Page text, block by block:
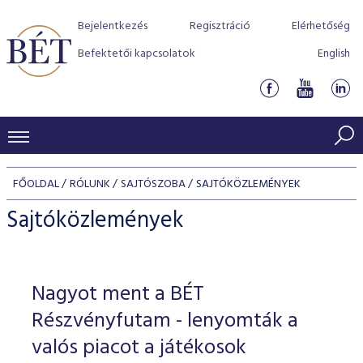
Bejelentkezés Regisztráció
Elérhetőség
Befektetői kapcsolatok
English
KERESKEDÉSI ADATOK
INDEXEK
Jelzáloglevél indexek
Vállalati kötvény indexek
Azonnali Piac
Részvények
Származékos piac
BEFEKTETŐK
Részvény szekció
Hitelpapír szekció
BÉT szabályzatok
Befektetővédelem
Alkalmazott díjstruktúra
Elszámolás
Részvény és vállalati kötvény tőzsdei bevezetését
program
BÉT Xtend - Részvénypiac egyszerűen
TŐZSDETAGOK
Tőzsdetagok, üzletkötők
VENDOROK
FŐOLDAL RÓLUNK SAJTÓSZOBA SAJTÓKÖZLEMÉNYEK
Sajtóközlemények
Nagyot ment a BÉT
Részvényfutam - lenyomták a
valós piacot a játékosok